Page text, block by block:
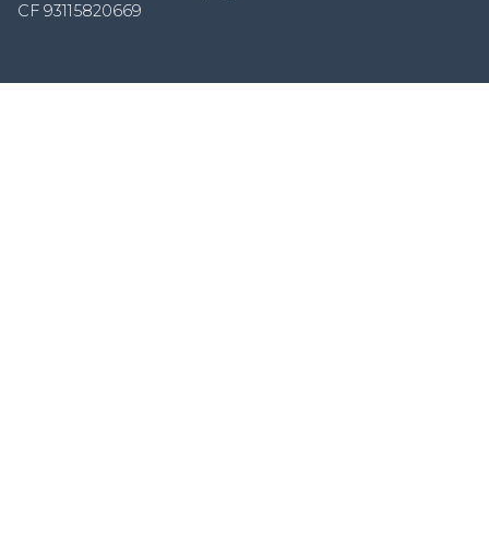
CF 93115820669